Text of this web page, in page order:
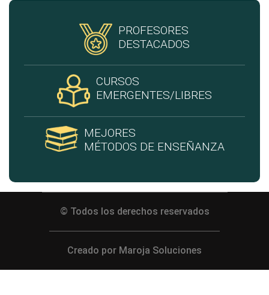
PROFESORES
DESTACADOS
CURSOS
EMERGENTES/LIBRES
MEJORES
MÉTODOS DE ENSEÑANZA
© Todos los derechos reservados
Creado por Maroja Soluciones